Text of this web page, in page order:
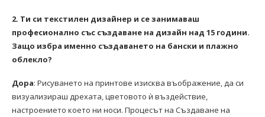
2. Ти си текстилен дизайнер и се занимаваш
професионално със създаване на дизайн над 15 години.
Защо избра именно създаването на бански и плажно
облекло?
Дора: Рисуването на принтове изисква въображение, да си
визуализираш дрехата, цветовото ѝ въздействие,
настроението което ни носи. Процесът на Създаване на